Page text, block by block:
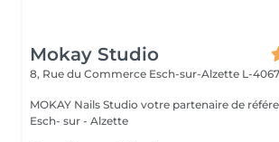
Mokay Studio
8, Rue du Commerce Esch-sur-Alzette L-4067
MOKAY Nails Studio votre partenaire de
Esch- sur - Alzette